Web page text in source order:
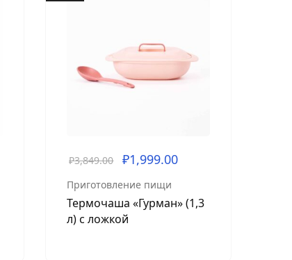
₽3,849.00 ₽1,999.00
Приготовление пищи
Термочаша «Гурман» (1,3
л) с ложкой